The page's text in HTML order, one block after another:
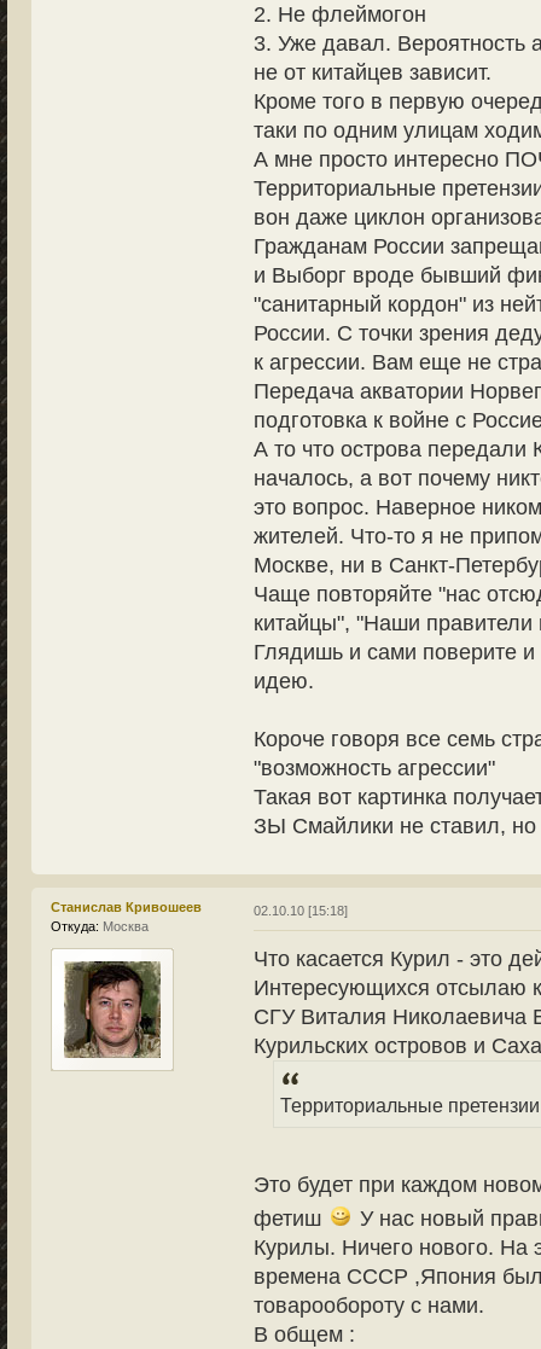
2. Не флеймогон
3. Уже давал. Вероятность
не от китайцев зависит.
Кроме того в первую
таки по одним улицам
А мне просто интересно
Территориальные
вон даже циклон
Гражданам России
и Выборг вроде бывший
"санитарный кордон" из
России. С точки зрения
к агрессии. Вам еще не
Передача акватории
подготовка к войне с
А то что острова передали
началось, а вот почему
это вопрос. Наверное
жителей. Что-то я не
Москве, ни в Санкт-
Чаще повторяйте "нас
китайцы", "Наши
Глядишь и сами поверите и
идею.
Короче говоря все семь
"возможность агрессии"
Такая вот картинка
ЗЫ Смайлики не ставил, но
Станислав Кривошеев
Откуда: Москва
02.10.10 [15:18]
Что касается Курил - это
Интересующихся отсылаю
СГУ Виталия Николаевича
Курильских островов и
Территориальные
Это будет при каждом
фетиш
У нас новый
Курилы. Ничего нового. На
времена СССР ,Япония
товарообороту с нами.
В общем :